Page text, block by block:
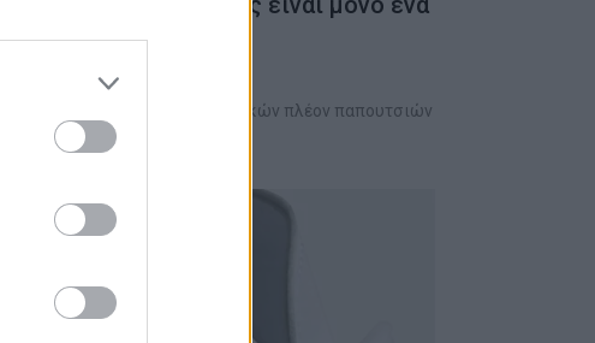
ή είναι κάτοχοι των θρυλικών πλέον παπουτσιών